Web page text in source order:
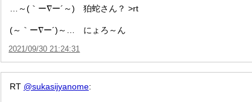
…～(｀ー∇ー´～) 狛蛇さん？ >rt
(～｀ー∇ー´)～… にょろ～ん
2021/09/30 21:24:31
RT @sukasijyanome: